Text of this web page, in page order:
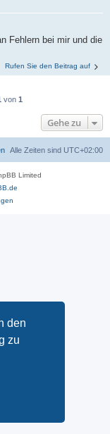
den
zu
Fehlern bei mir und die
Rufen Sie den Beitrag auf
von 1
Gehe zu
Alle Zeiten sind UTC+02:00
Limited